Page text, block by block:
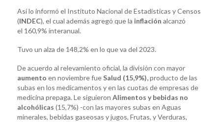
Así lo informó el Instituto Nacional de Estadísticas y Censos
(INDEC), el cual además agregó que la inflación alcanzó
el 160,9% interanual.
Tuvo un alza de 148,2% en lo que va del 2023.
De acuerdo al relevamiento oficial, la división con mayor
aumento en noviembre fueSalud (15,9%),producto de las
subas en los medicamentos y en las cuotas de empresas de
medicina prepaga. Le siguieron Alimentos y bebidas no
alcohólicas (15,7%) -con las mayores subas en Aguas
minerales, bebidas gaseosas y jugos, Frutas, y Verduras,